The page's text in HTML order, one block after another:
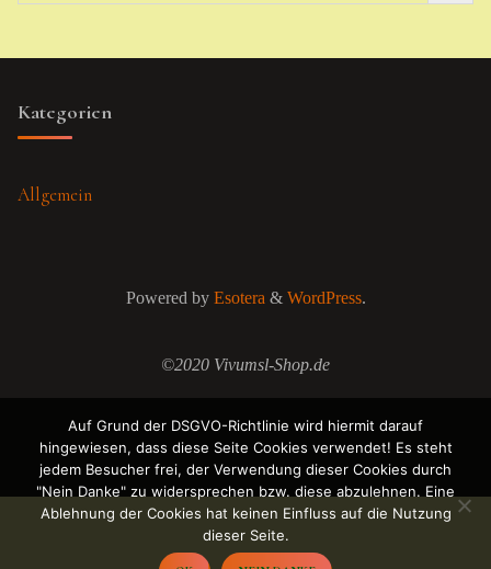
Kategorien
Allgemein
Powered byEsotera& WordPress.
©2020 Vivumsl-Shop.de
Auf Grund der DSGVO-Richtlinie wird hiermit darauf
hingewiesen, dass diese Seite Cookies verwendet! Es steht
jedem Besucher frei, der Verwendung dieser Cookies durch
"Nein Danke" zu widersprechen bzw. diese abzulehnen. Eine
Ablehnung der Cookies hat keinen Einfluss auf die Nutzung
dieser Seite.